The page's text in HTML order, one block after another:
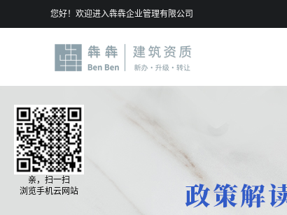
您好！欢迎进入犇犇企业管理有限公司
亲，扫一扫
浏览手机云网站